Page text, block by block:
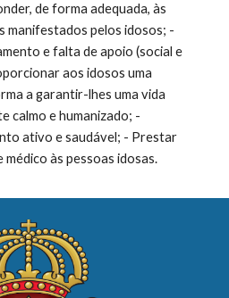
de forma adequada, às
manifestados pelos idosos; -
e falta de apoio (social e
aos idosos uma
a garantir-lhes uma vida
calmo e humanizado; -
ativo e saudável; - Prestar
às pessoas idosas.